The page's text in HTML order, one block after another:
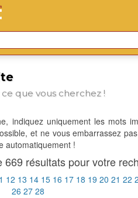
que vous cherchez !
indiquez uniquement les mots
et ne vous embarrassez
automatiquement !
669 résultats pour votre
12 13 14 15 16 17 18 19 20 21 22
26 27 28